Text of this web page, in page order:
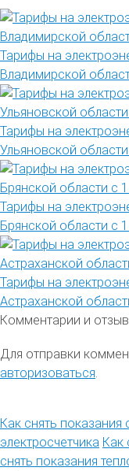
Тарифы на
Владимирской
Тарифы на
Ульяновской
Тарифы на
Брянской области с
Тарифы на
Астраханской
Комментарии и
Для отправки
авторизоваться.
Как снять показания
электросчетчика Как
снять показания